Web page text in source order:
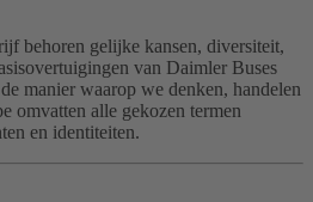
behoren gelijke kansen, diversiteit,
van Daimler Buses
manier waarop we denken, handelen
omvatten alle gekozen termen
en identiteiten.